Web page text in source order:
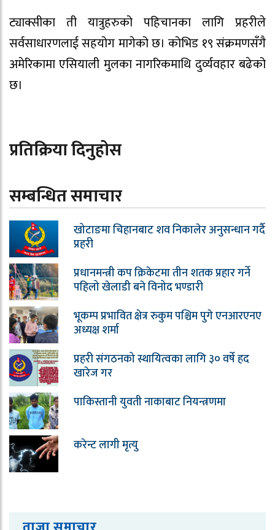
ट्याक्सीका ती यात्रुहरुको पहिचानका लागि प्रहरीले
सर्वसाधारणलाई सहयोग मागेको छ। कोभिड १९ संक्रमणसँगै
अमेरिकामा एसियाली मुलका नागरिकमाथि दुर्व्यवहार बढेको
छ।
प्रतिक्रिया दिनुहोस
सम्बन्धित समाचार
खोटाङमा चिहानबाट शव निकालेर अनुसन्धान गर्दै
प्रहरी
प्रधानमन्त्री कप क्रिकेटमा तीन शतक प्रहार गर्ने
पहिलो खेलाडी बने विनोद भण्डारी
भूकम्प प्रभावित क्षेत्र रुकुम पश्चिम पुगे एनआरएनए
अध्यक्ष शर्मा
प्रहरी संगठनको स्थायित्वका लागि ३० वर्षे हद
खारेज गर
पाकिस्तानी युवती नाकाबाट नियन्त्रणमा
करेन्ट लागी मृत्यु